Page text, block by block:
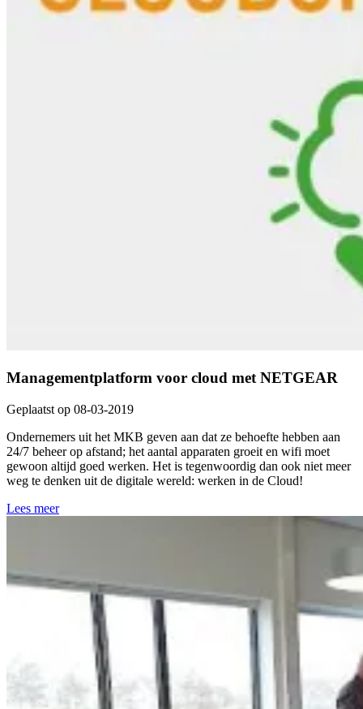
Managementplatform voor cloud met NETGEAR
Geplaatst op 08-03-2019
Ondernemers uit het MKB geven aan dat ze behoefte hebben aan
24/7 beheer op afstand; het aantal apparaten groeit en wifi moet
gewoon altijd goed werken. Het is tegenwoordig dan ook niet meer
weg te denken uit de digitale wereld: werken in de Cloud!
Lees meer